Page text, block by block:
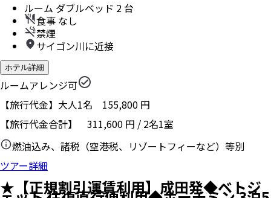
ルーム ダブルベッド 2 台
食事 なし
禁煙
サイゴン川に近接
ホテル詳細
ルームアレンジ可
【旅行代金】大人1名 155,800 円
【旅行代金合計】 311,600 円 / 2名1室
燃油込み、諸税（空港税、リゾートフィーなど）等別
ツアー詳細
★【正規割引運賃利用】成田発◆ベトジ